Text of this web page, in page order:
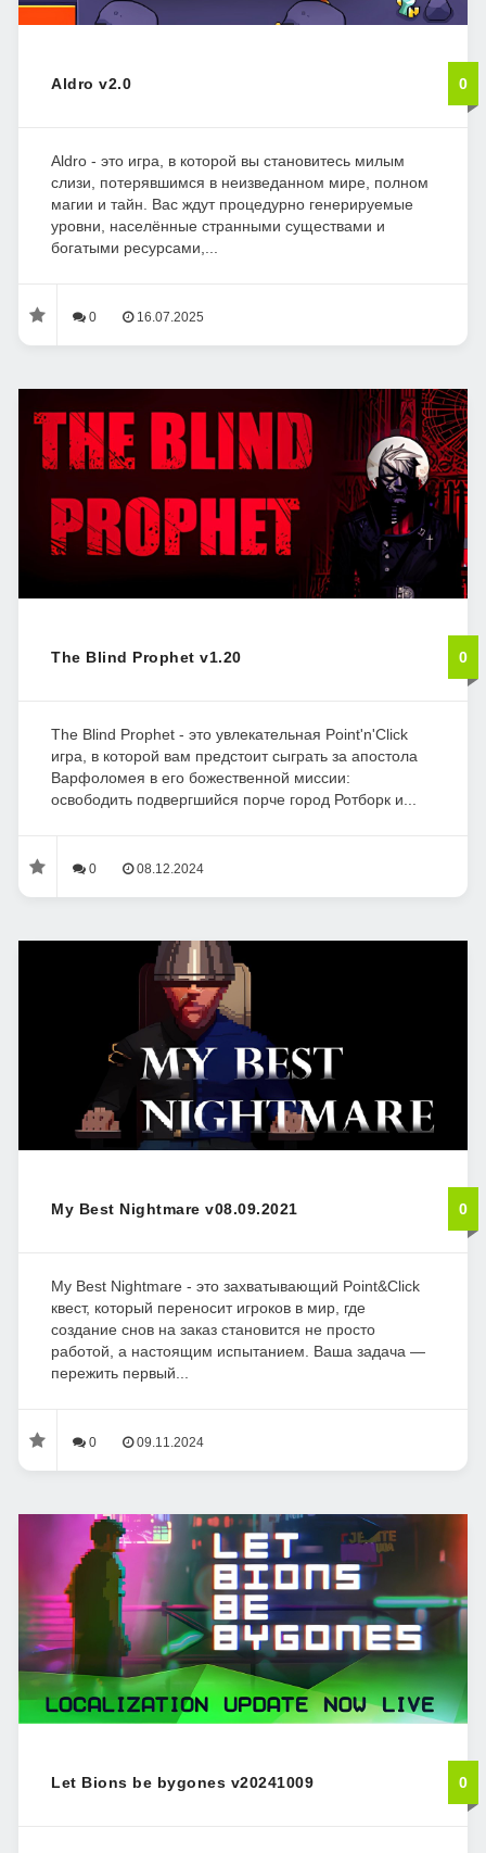
Aldro v2.0 0
Aldro - это игра, в которой вы становитесь милым
слизи, потерявшимся в неизведанном мире, полном
магии и тайн. Вас ждут процедурно генерируемые
уровни, населённые странными существами и
богатыми ресурсами,...
0 16.07.2025
The Blind Prophet v1.20 0
The Blind Prophet - это увлекательная Point'n'Click
игра, в которой вам предстоит сыграть за апостола
Варфоломея в его божественной миссии:
освободить подвергшийся порче город Ротборк и...
0 08.12.2024
My Best Nightmare v08.09.2021 0
My Best Nightmare - это захватывающий Point&Click
квест, который переносит игроков в мир, где
создание снов на заказ становится не просто
работой, а настоящим испытанием. Ваша задача —
пережить первый...
0 09.11.2024
Let Bions be bygones v20241009 0